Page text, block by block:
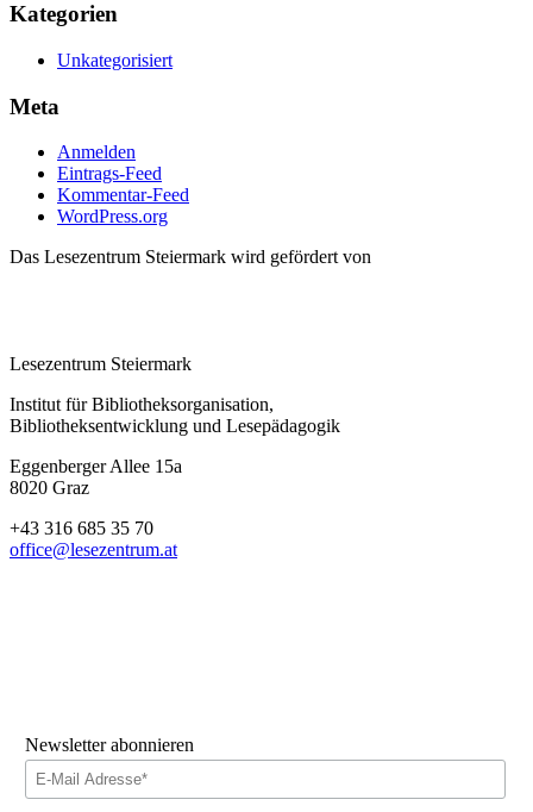
Kategorien
Unkategorisiert
Meta
Anmelden
Eintrags-Feed
Kommentar-Feed
WordPress.org
Das Lesezentrum Steiermark wird gefördert von
Lesezentrum Steiermark
Institut für Bibliotheksorganisation,
Bibliotheksentwicklung und Lesepädagogik
Eggenberger Allee 15a
8020 Graz
+43 316 685 35 70
office@lesezentrum.at
Newsletter abonnieren